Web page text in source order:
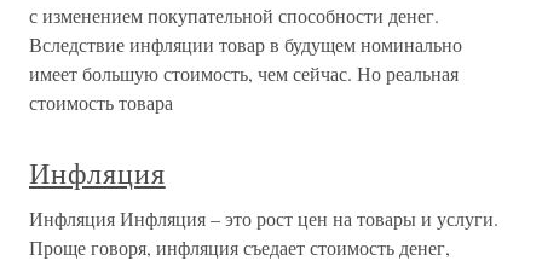
с изменением покупательной способности денег.
Вследствие инфляции товар в будущем номинально
имеет большую стоимость, чем сейчас. Но реальная
стоимость товара
Инфляция
Инфляция Инфляция – это рост цен на товары и услуги.
Проще говоря, инфляция съедает стоимость денег,